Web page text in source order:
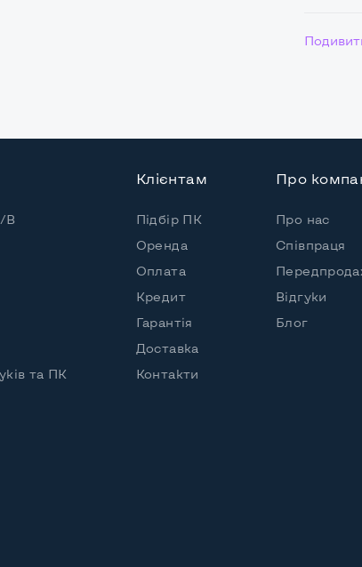
В
та ПК
Клієнтам
Підбір ПК
Оренда
Оплата
Кредит
Гарантія
Доставка
Контакти
Про
Про нас
Співпраця
Відгуки
Блог